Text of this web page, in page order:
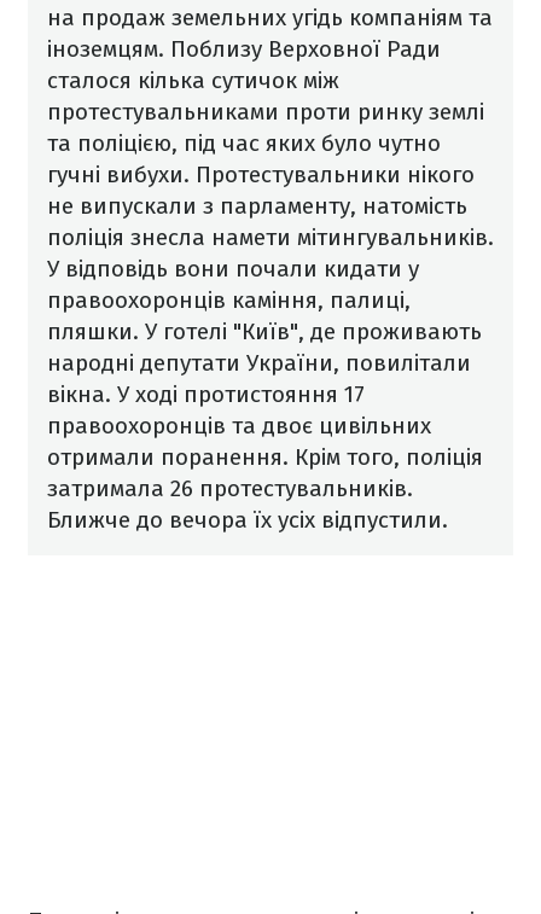
на продаж земельних угідь компаніям та
іноземцям. Поблизу Верховної Ради
сталося кілька сутичок між
протестувальниками проти ринку землі
та поліцією, під час яких було чутно
гучні вибухи. Протестувальники нікого
не випускали з парламенту, натомість
поліція знесла намети мітингувальників.
У відповідь вони почали кидати у
правоохоронців каміння, палиці,
пляшки. У готелі "Київ", де проживають
народні депутати України, повилітали
вікна. У ході протистояння 17
правоохоронців та двоє цивільних
отримали поранення. Крім того, поліція
затримала 26 протестувальників.
Ближче до вечора їх усіх відпустили.